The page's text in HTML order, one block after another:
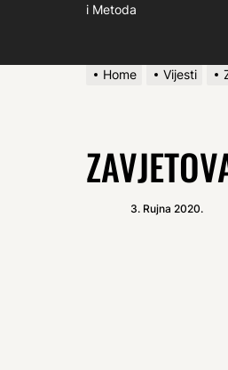
i Metoda
Home Vijesti
3. Rujna 2020.